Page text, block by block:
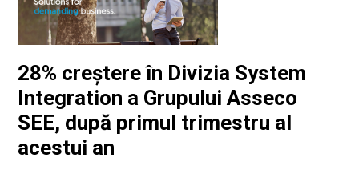
28% creștere în Divizia System
Integration a Grupului Asseco
SEE, după primul trimestru al
acestui an